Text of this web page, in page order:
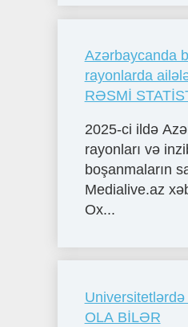
Azərbaycanda
rayonlarda
RƏSMİ
2025-ci ildə
rayonları və
boşanmaların
Medialive.az
Ox...
OLA BİLƏR